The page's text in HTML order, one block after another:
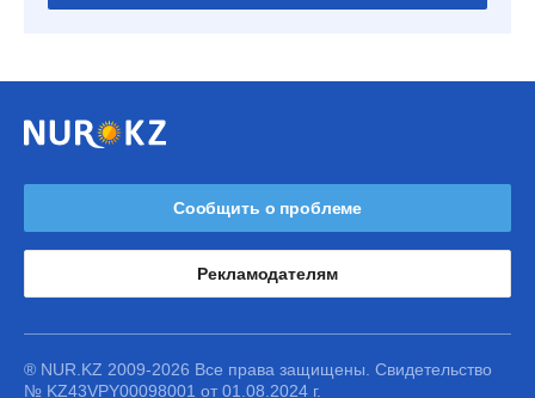
Сообщить о проблеме
Рекламодателям
® NUR.KZ 2009-2026 Все права защищены. Свидетельство
№ KZ43VPY00098001 от 01.08.2024 г.